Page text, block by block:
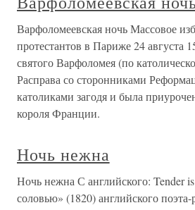
Варфоломеевская ночь Массовое
протестантов в Париже 24 августа
святого Варфоломея (по
Расправа со сторонниками
католиками загодя и была
короля Франции.
Ночь нежна
Ночь нежна С английского: Tender
соловью» (1820) английского